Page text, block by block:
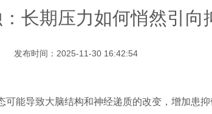
长期压力如何悄然引向
发布时间：2025-11-30 16:42:54
能导致大脑结构和神经递质的改变，增加患